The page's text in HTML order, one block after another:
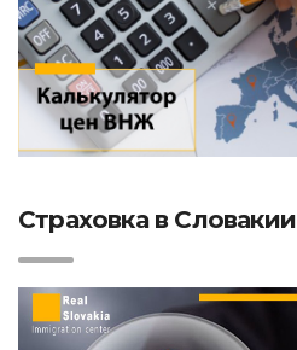
Страховка в Словакии